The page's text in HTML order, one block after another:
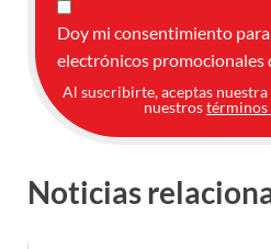
Doy mi consentimiento
electrónicos promocionales
Al suscribirte, aceptas nuestra
nuestrostérminos
Noticias